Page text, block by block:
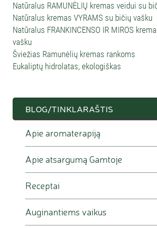
Natūralus RAMUNĖLIŲ kremas veidui su
Natūralus kremas VYRAMS su bičių vašku
Natūralus FRANKINCENSO IR MIROS
vašku
Šviežias Ramunėlių kremas rankoms
Eukaliptų hidrolatas, ekologiškas
BLOG/TINKLARAŠTIS
Apie aromaterapiją
Apie atsargumą Gamtoje
Receptai
Auginantiems vaikus